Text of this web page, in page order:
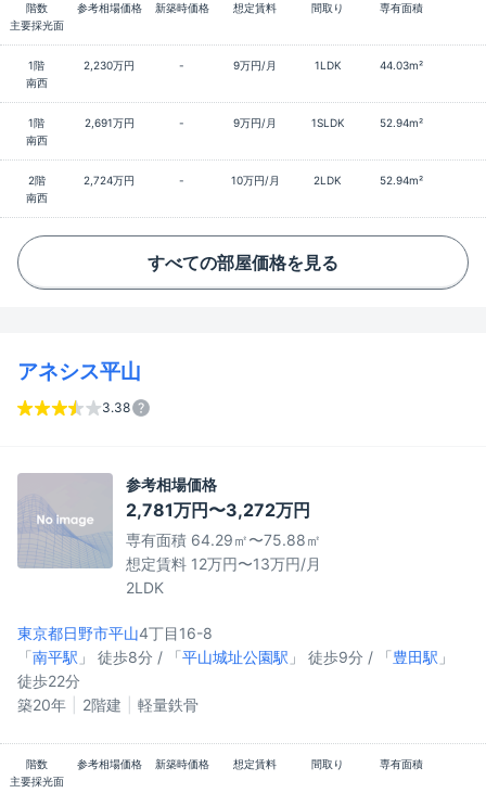
階数 参考相場価格 新築時価格 想定賃料 間取り
専有面積
主要採光面
1階 2,230万円 - 9万円/月 1LDK
44.03m²
南西
1階 2,691万円 - 9万円/月 1SLDK
52.94m²
南西
2階 2,724万円 - 10万円/月 2LDK
52.94m²
南西
すべての部屋価格を見る
アネシス平山
3.38
参考相場価格
2,781万円〜3,272万円
専有面積 64.29㎡〜75.88㎡
想定賃料 12万円〜13万円/月
2LDK
東京都日野市平山4丁目16-8
「南平駅 」 徒歩8分 / 「平山城址公園駅 」 徒歩9分 / 「豊田駅 」
徒歩22分
築20年
2階建 軽量鉄骨
階数 参考相場価格 新築時価格 想定賃料 間取り
専有面積
主要採光面